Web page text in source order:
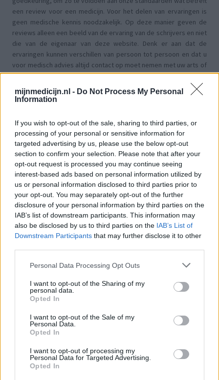
mijnmedicijn.nl - Do Not Process My Personal
Information
If you wish to opt-out of the sale, sharing to third parties, or
processing of your personal or sensitive information for
targeted advertising by us, please use the below opt-out
section to confirm your selection. Please note that after your
opt-out request is processed you may continue seeing
interest-based ads based on personal information utilized by
us or personal information disclosed to third parties prior to
your opt-out. You may separately opt-out of the further
disclosure of your personal information by third parties on the
IAB’s list of downstream participants. This information may
also be disclosed by us to third parties on the IAB’s List of
Downstream Participants that may further disclose it to other
Personal Data Processing Opt Outs
I want to opt-out of the Sharing of my
personal data.
Opted In
I want to opt-out of the Sale of my
Personal Data.
Opted In
I want to opt-out of processing my
Personal Data for Targeted Advertising.
Opted In
een review voor een medicijn. Voor het delen van ervaringen is
geen medische kennis noodzakelijk. Op deze manier geven de
reviews alleen een beeld van de ervaring van de schrijvers en niet
die van de eigenaar van deze website. Denk er aan dat de
ervaringen kunnen verschillen van persoon tot persoon en dat u
voor medisch advies altijd contact op moet nemen met uw arts of
apotheker.